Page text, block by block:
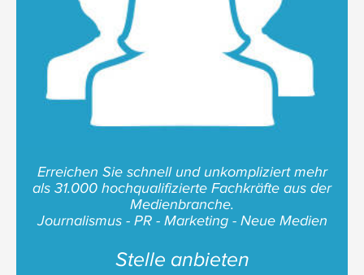
Erreichen Sie schnell und unkompliziert mehr
als 31.000 hochqualifizierte Fachkräfte aus der
Medienbranche.
Journalismus - PR - Marketing - Neue Medien
Stelle anbieten